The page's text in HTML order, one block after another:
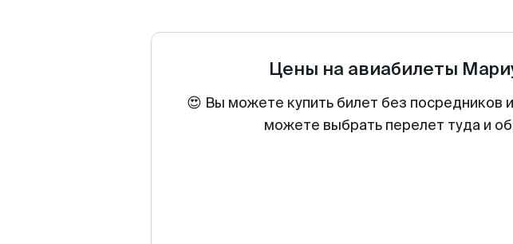
Цены на авиабилеты
😍 Вы можете купить билет без
можете выбрать перелет туда и